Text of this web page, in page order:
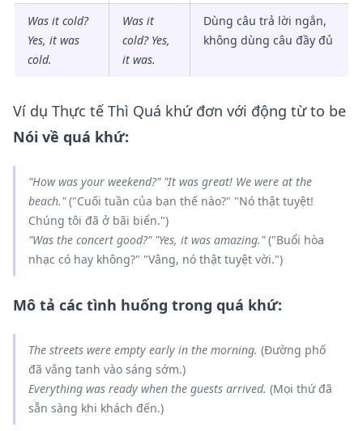
Was it cold?
Yes, it was
cold.
Was it
cold? Yes,
it was.
Dùng câu trả lời ngắn,
không dùng câu đầy đủ
Ví dụ Thực tế Thì Quá khứ đơn với động từ to be
Nói về quá khứ:
"Howwas your weekend?" "It was great! We were at the
beach."("Cuối tuần của bạn thế nào?" "Nó thật tuyệt!
Chúng tôi đã ở bãi biển.")
"Was the concert good?" "Yes, it was amazing."("Buổi hòa
nhạc có hay không?" "Vâng, nó thật tuyệt vời.")
Mô tả các tình huống trong quá khứ:
The streets were empty early in the morning. (Đường phố
đã vắng tanh vào sáng sớm.)
Everything was ready when the guests arrived. (Mọi thứ đã
sẵn sàng khi khách đến.)